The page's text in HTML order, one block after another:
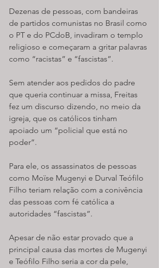
Dezenas de pessoas, com bandeiras
de partidos comunistas no Brasil como
o PT e do PCdoB, invadiram o templo
religioso e começaram a gritar palavras
como “racistas” e “fascistas”.
Sem atender aos pedidos do padre
que queria continuar a missa, Freitas
fez um discurso dizendo, no meio da
igreja, que os católicos tinham
apoiado um “policial que está no
poder”.
Para ele, os assassinatos de pessoas
como Moïse Mugenyi e Durval Teófilo
Filho teriam relação com a conivência
das pessoas com fé católica a
autoridades “fascistas”.
Apesar de não estar provado que a
principal causa das mortes de Mugenyi
e Teófilo Filho seria a cor da pele,